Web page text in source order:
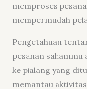
memproses
mempermudah
Pengetahuan
pesanan
ke pialang yang
memantau